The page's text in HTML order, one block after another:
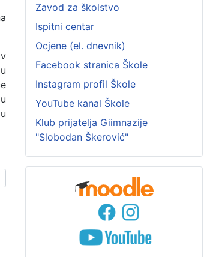
DIPLOMA „LUČA“
Zavod za školstvo
Ispitni centar
Ocjene (el. dnevnik)
Facebook stranica Škole
Instagram profil Škole
YouTube kanal Škole
Klub prijatelja Giimnazije
"Slobodan Škerović"